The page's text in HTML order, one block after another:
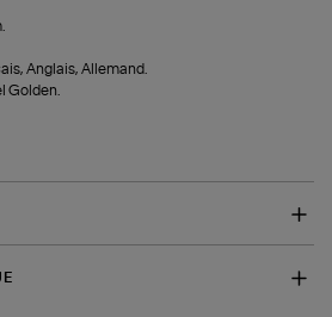
Anglais, Allemand.
Golden.